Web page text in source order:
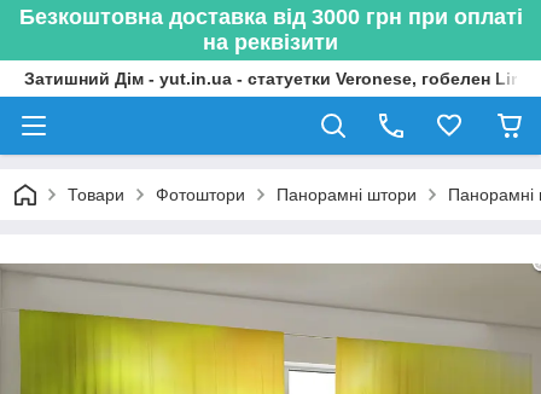
Безкоштовна доставка від 3000 грн при оплаті
на реквізити
Затишний Дім - yut.in.ua - статуетки Veronese, гобелен
Товари Фотоштори Панорамні штори Панорамні